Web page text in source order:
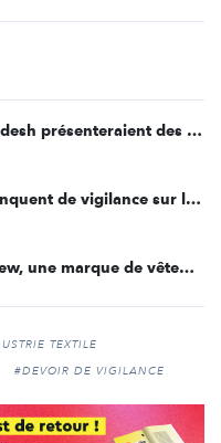
90% des usines textiles du Bangladesh présenteraient des défauts de structure
[LU] Les entreprises françaises manquent de vigilance sur les droits de l’Homme
[Témoignage] « J’ai créé Second Sew, une marque de vêtements pour enfants fondée sur l’upcycling »
TEXTILE
#DEVOIR DE VIGILANCE